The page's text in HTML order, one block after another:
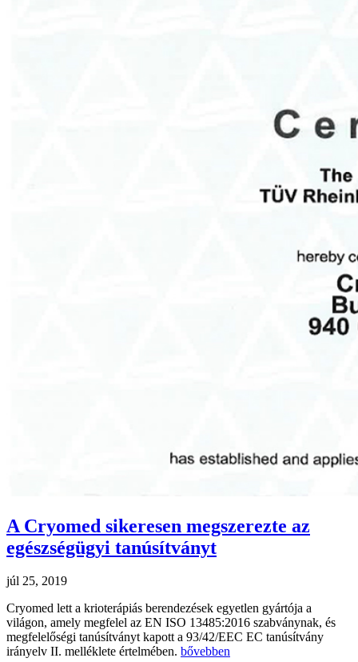
A Cryomed sikeresen megszerezte az
egészségügyi tanúsítványt
júl 25, 2019
Cryomed lett a krioterápiás berendezések egyetlen gyártója a
világon, amely megfelel az EN ISO 13485:2016 szabványnak, és
megfelelőségi tanúsítványt kapott a 93/42/EEC EC tanúsítvány
irányelv II. melléklete értelmében. bővebben